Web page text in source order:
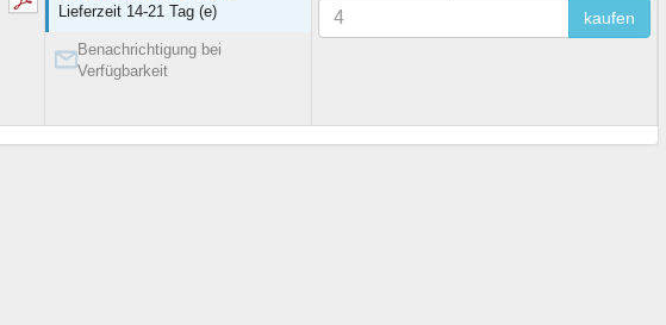
Lieferzeit 14-21 Tag (e)
Benachrichtigung bei
Verfügbarkeit
kaufen